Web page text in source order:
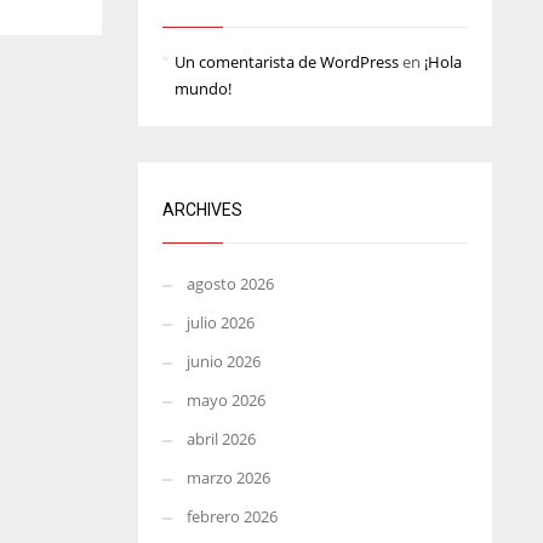
MIN
24
Un comentarista de WordPressen ¡Hola
mundo!
ARCHIVES
agosto 2026
julio 2026
junio 2026
mayo 2026
abril 2026
marzo 2026
febrero 2026